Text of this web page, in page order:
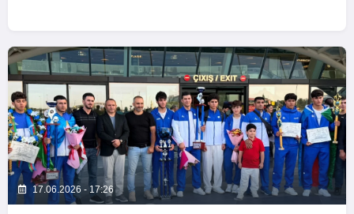
17.06.2026 - 17:26